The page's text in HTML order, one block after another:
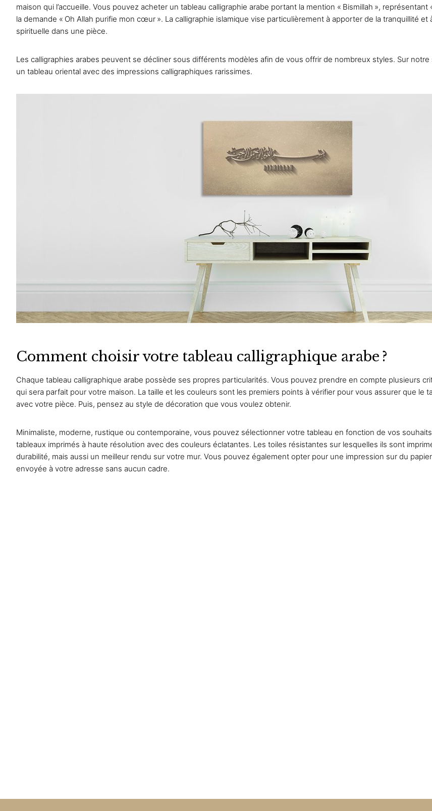
maison qui l’accueille. Vous pouvez acheter un tableau calligraphie arabe portant la mention « Bismillah », représentant
la demande « Oh Allah purifie mon cœur ». La calligraphie islamique vise particulièrement à apporter de la tranquillité et
spirituelle dans une pièce.
Les calligraphies arabes peuvent se décliner sous différents modèles afin de vous offrir de nombreux styles. Sur
un tableau oriental avec des impressions calligraphiques rarissimes.
Comment choisir votre tableau calligraphique arabe ?
Chaque tableau calligraphique arabe possède ses propres particularités. Vous pouvez prendre en compte plusieurs
qui sera parfait pour votre maison. La taille et les couleurs sont les premiers points à vérifier pour vous assurer que le
avec votre pièce. Puis, pensez au style de décoration que vous voulez obtenir.
Minimaliste, moderne, rustique ou contemporaine, vous pouvez sélectionner votre tableau en fonction de vos
tableaux imprimés à haute résolution avec des couleurs éclatantes. Les toiles résistantes sur lesquelles ils sont
durabilité, mais aussi un meilleur rendu sur votre mur. Vous pouvez également opter pour une impression sur du
envoyée à votre adresse sans aucun cadre.